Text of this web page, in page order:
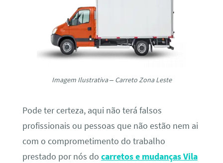
Imagem Ilustrativa – Carreto Zona Leste
Pode ter certeza, aqui não terá falsos
profissionais ou pessoas que não estão nem ai
com o comprometimento do trabalho
prestado por nós do carretos e mudanças Vila